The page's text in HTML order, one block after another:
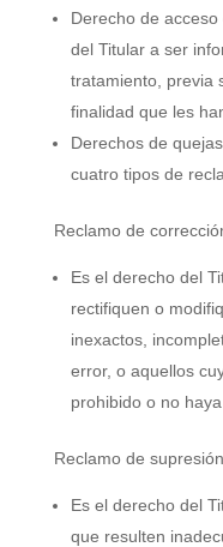
Derecho de
del Titular a ser
tratamiento, previa
finalidad que les
Derechos de
cuatro tipos de
Reclamo de
Es el derecho del
rectifiquen o
inexactos,
error, o aquellos
prohibido o no
Reclamo de
Es el derecho del
que resulten